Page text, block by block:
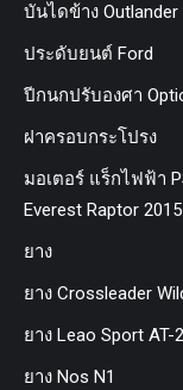
บันไดข้าง Outlander
ประดับยนต์ Ford
ปีกนกปรับองศา
ฝาครอบกระโปรง
มอเตอร์ แร็กไฟฟ้า
Everest Raptor
ยาง
ยาง Crossleader
ยาง Leao Sport AT-2
ยาง Nos N1